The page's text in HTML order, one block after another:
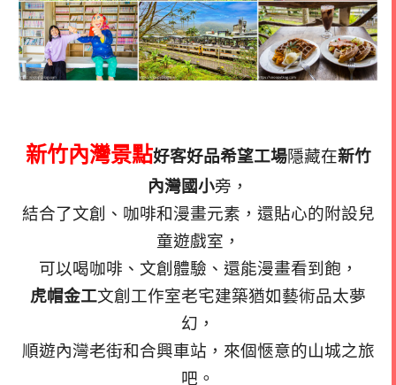
新竹內灣景點好客好品希望工場隱藏在新竹
內灣國小旁，
結合了文創、咖啡和漫畫元素，還貼心的附設兒
童遊戲室，
可以喝咖啡、文創體驗、還能漫畫看到飽，
虎帽金工文創工作室老宅建築猶如藝術品太夢
幻，
順遊內灣老街和合興車站，來個愜意的山城之旅
吧。